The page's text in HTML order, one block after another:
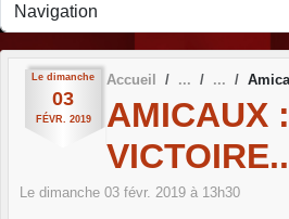
Le dimanche
03
FÉVR. 2019
Accueil
AMICAUX
Le dimanche 03 févr. 2019 à 13h30